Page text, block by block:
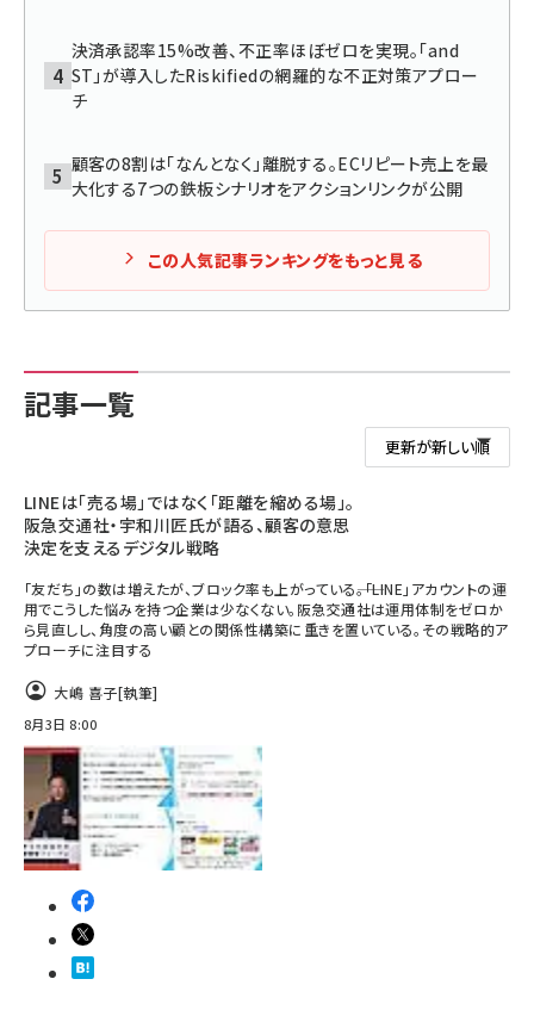
決済承認率15%改善、不正率ほぼゼロを実現。「and
ST」が導入したRiskifiedの網羅的な不正対策アプロー
チ
顧客の8割は「なんとなく」離脱する。ECリピート売上を最
大化する7つの鉄板シナリオをアクションリンクが公開
この人気記事ランキングをもっと見る
記事一覧
LINEは「売る場」ではなく「距離を縮める場」。
阪急交通社・宇和川匠氏が語る、顧客の意思
決定を支えるデジタル戦略
「友だち」の数は増えたが、ブロック率も上がっている――。「LINE」アカウントの運
用でこうした悩みを持つ企業は少なくない。阪急交通社は運用体制をゼロか
ら見直しし、角度の高い顧との関係性構築に重きを置いている。その戦略的ア
プローチに注目する
大嶋 喜子[執筆]
8月3日 8:00